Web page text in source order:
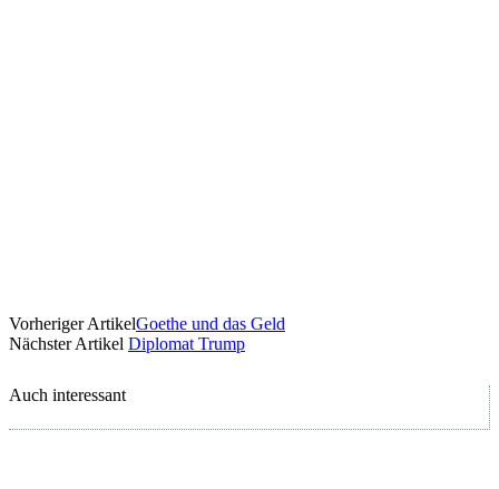
Vorheriger ArtikelGoethe und das Geld
Nächster Artikel Diplomat Trump
Auch interessant